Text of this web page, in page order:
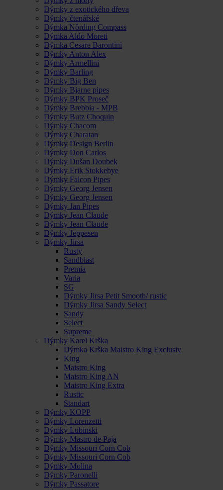
Dýmky z exotického dřeva
Dýmky čtenářské
Dýmka Nôrding Compass
Dýmka Aldo Moreti
Dýmka Cesare Barontini
Dýmky Anton Alex
Dýmky Armellini
Dýmky Barling
Dýmky Big Ben
Dýmky Bjarne pipes
Dýmky BPK Proseč
Dýmky Brebbia - MPB
Dýmky Butz Choquin
Dýmky Chacom
Dýmky Charatan
Dýmky Design Berlin
Dýmky Don Carlos
Dýmky Dušan Doubek
Dýmky Erik Stokkebye
Dýmky Falcon Pipes
Dýmky Georg Jensen
Dýmky Georg Jensen
Dýmky Jan Pipes
Dýmky Jean Claude
Dýmky Jean Claude
Dýmky Jeppesen
Dýmky Jirsa
Rusty
Sandblast
Premia
Varia
SG
Dýmky Jirsa Petit Smooth/ rustic
Dýmky Jirsa Sandy Select
Sandy
Select
Supreme
Dýmky Karel Krška
Dýmka Krška Maistro King Exclusiv
King
Maistro King
Maistro King AN
Maistro King Extra
Rustic
Standart
Dýmky KOPP
Dýmky Lorenzetti
Dýmky Lubinski
Dýmky Mastro de Paja
Dýmky Missouri Corn Cob
Dýmky Missouri Corn Cob
Dýmky Molina
Dýmky Paronelli
Dýmky Passatore